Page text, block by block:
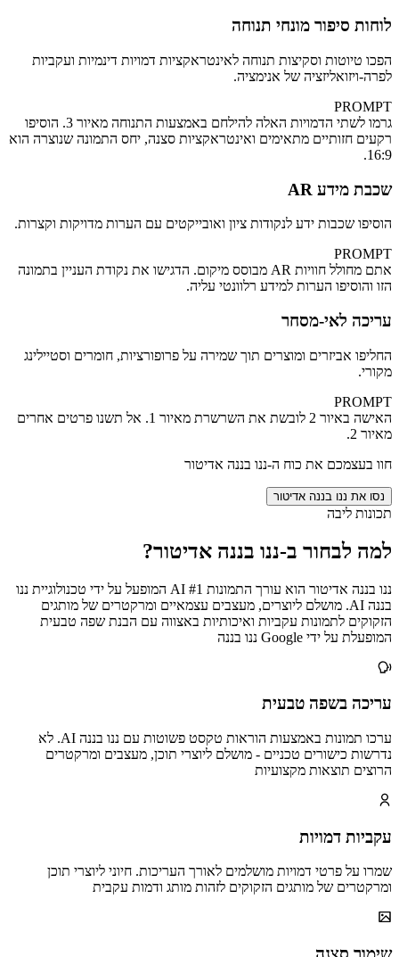
לוחות סיפור מונחי תנוחה
הפכו טיוטות וסקיצות תנוחה לאינטראקציות דמויות דינמיות ועקביות
לפרה‑ויזואליזציה של אנימציה.
PROMPT
גרמו לשתי הדמויות האלה להילחם באמצעות התנוחה מאיור 3. הוסיפו
רקעים חזותיים מתאימים ואינטראקציות סצנה, יחס התמונה שנוצרה הוא
16:9.
שכבת מידע AR
הוסיפו שכבות ידע לנקודות ציון ואובייקטים עם הערות מדויקות וקצרות.
PROMPT
אתם מחולל חוויות AR מבוסס מיקום. הדגישו את נקודת העניין בתמונה
הזו והוסיפו הערות למידע רלוונטי עליה.
עריכה לאי‑מסחר
החליפו אביזרים ומוצרים תוך שמירה על פרופורציות, חומרים וסטיילינג
מקורי.
PROMPT
האישה באיור 2 לובשת את השרשרת מאיור 1. אל תשנו פרטים אחרים
מאיור 2.
חוו בעצמכם את כוח ה‑ננו בננה אדיטור
נסו את ננו בננה אדיטור
תכונות ליבה
למה לבחור ב‑ננו בננה אדיטור?
ננו בננה אדיטור הוא עורך התמונות AI #1 המופעל על ידי טכנולוגיית ננו
בננה AI. מושלם ליוצרים, מעצבים עצמאיים ומרקטרים של מותגים
הזקוקים לתמונות עקביות ואיכותיות באצווה עם הבנת שפה טבעית
המופעלת על ידי Google ננו בננה
עריכה בשפה טבעית
ערכו תמונות באמצעות הוראות טקסט פשוטות עם ננו בננה AI. לא
נדרשות כישורים טכניים - מושלם ליוצרי תוכן, מעצבים ומרקטרים
הרוצים תוצאות מקצועיות
עקביות דמויות
שמרו על פרטי דמויות מושלמים לאורך העריכות. חיוני ליוצרי תוכן
ומרקטרים של מותגים הזקוקים לזהות מותג ודמות עקבית